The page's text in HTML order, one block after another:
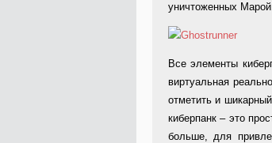
уничтоженных
Все элементы
виртуальная
отметить и
киберпанк – это
больше, для